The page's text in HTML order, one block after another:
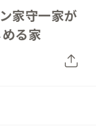
家守一家が
る家